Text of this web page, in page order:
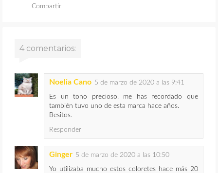
Compartir
4 comentarios:
Noelia Cano 5 de marzo de 2020 a las 9:41
Es un tono precioso, me has recordado que
también tuvo uno de esta marca hace años.
Besitos.
Responder
Ginger 5 de marzo de 2020 a las 10:50
Yo utilizaba mucho estos coloretes hace más 20